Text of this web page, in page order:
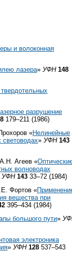
и волоконная
лазера» УФН 148
разрушение
179–211 (1986)
«Нелинейные
световодах» УФН 143
Агеев «
волноводах
УФН 143 33–72 (1984)
Фортов «
вещества при
395–434 (1984)
большого пути»
электроника
» УФН 128 537–543